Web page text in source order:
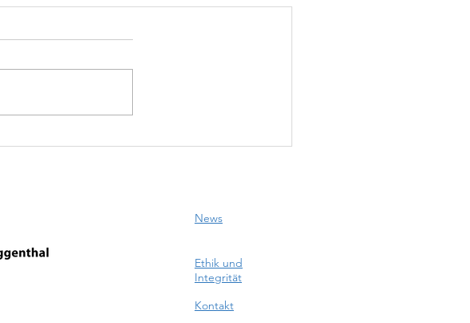
Wenn Engel
News
Ethik und
Integrität
Kontakt